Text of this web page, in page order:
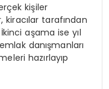
kişiler
kiracılar tarafından
aşama ise yıl
danışmanları
hazırlayıp